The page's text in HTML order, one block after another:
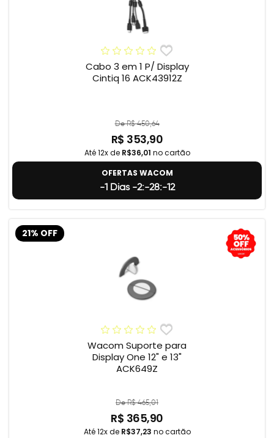
Cabo 3 em 1 P/ Display
Cintiq 16 ACK43912Z
De R$ 450,64
R$ 353,90
Até 12x de R$36,01 no cartão
OFERTAS WACOM
-1 Dias -2:-28:-13
21% OFF
Wacom Suporte para
Display One 12" e 13"
ACK649Z
De R$ 465,01
R$ 365,90
Até 12x de R$37,23 no cartão